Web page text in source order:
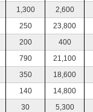
1,300
2,600
250
23,800
200
400
790 21,100
350
18,600
140
14,800
30
5,300